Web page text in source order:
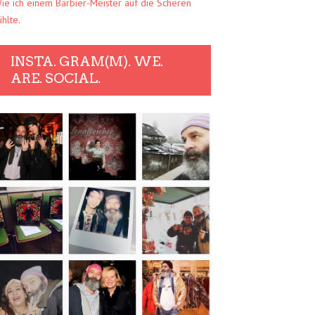
ich einem Barbier-Meister auf die Scheren
INSTA. GRAM(M). WE.
ARE. SOCIAL.